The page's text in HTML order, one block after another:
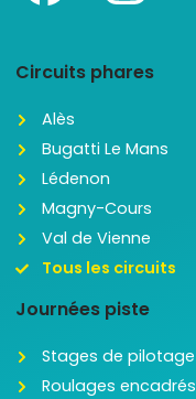
Circuits phares
Alès
Bugatti Le Mans
Lédenon
Magny-Cours
Val de Vienne
Tous les circuits
Journées piste
Stages de pilotage
Roulages encadrés